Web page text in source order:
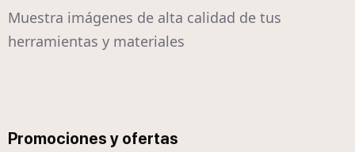
Muestra imágenes de alta calidad de tus
herramientas y materiales
Promociones y ofertas